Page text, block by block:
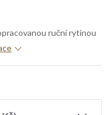
ruční rytinou